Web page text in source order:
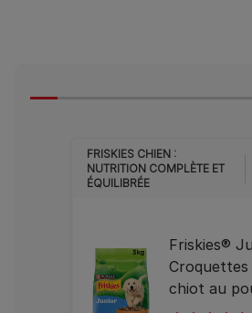
FRISKIES CHIEN :
NUTRITION COMPLÈTE ET
ÉQUILIBRÉE
Friskies®
chiot au